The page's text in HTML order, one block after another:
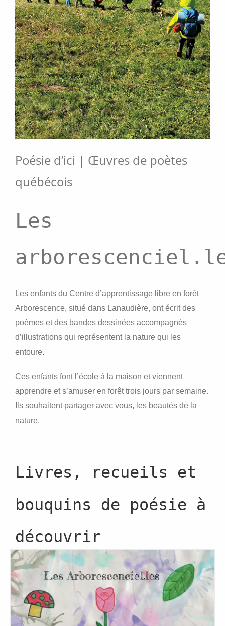
Poésie d’ici | Œuvres de poètes
québécois
Les
Les enfants du Centre d’apprentissage libre en forêt
Arborescence, situé dans Lanaudière, ont écrit des
poèmes et des bandes dessinées accompagnés
d’illustrations qui représentent la nature qui les
entoure.
Ces enfants font l’école à la maison et viennent
apprendre et s’amuser en forêt trois jours par semaine.
Ils souhaitent partager avec vous, les beautés de la
nature.
Livres, recueils et
bouquins de poésie à
découvrir